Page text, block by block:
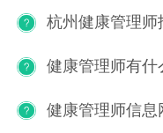
杭州健康管理师
健康管理师有什
健康管理师信息